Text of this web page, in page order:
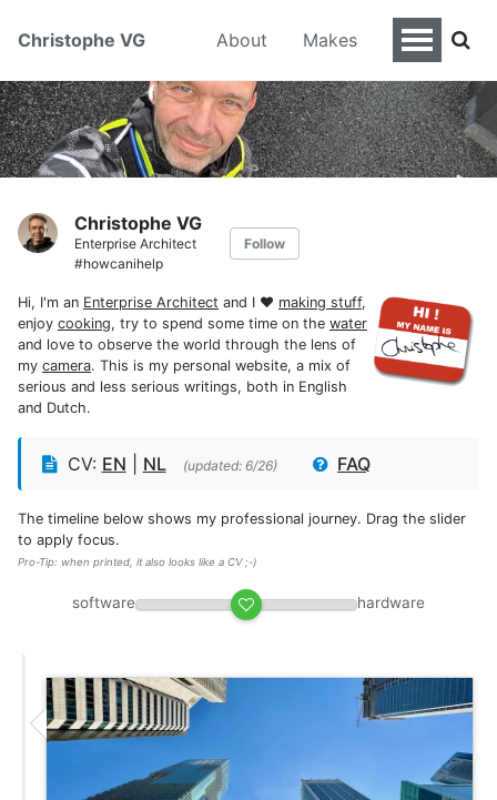
Christophe VG About Makes
Christophe VG
Enterprise Architect
#howcanihelp
Follow
Hi, I'm an Enterprise Architect and I ♥ making stuff,
enjoy cooking, try to spend some time on the water
and love to observe the world through the lens of
my camera. This is my personal website, a mix of
serious and less serious writings, both in English
and Dutch.
CV: EN NL (updated: 6/26) FAQ
The timeline below shows my professional journey. Drag the slider
to apply focus.
Pro-Tip: when printed, it also looks like a CV ;-)
software hardware